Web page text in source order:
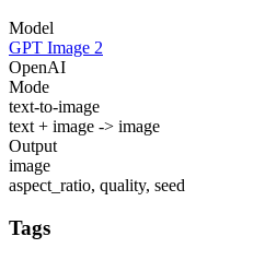
Model
GPT Image 2
OpenAI
Mode
text-to-image
text + image -> image
Output
image
aspect_ratio, quality, seed
Tags